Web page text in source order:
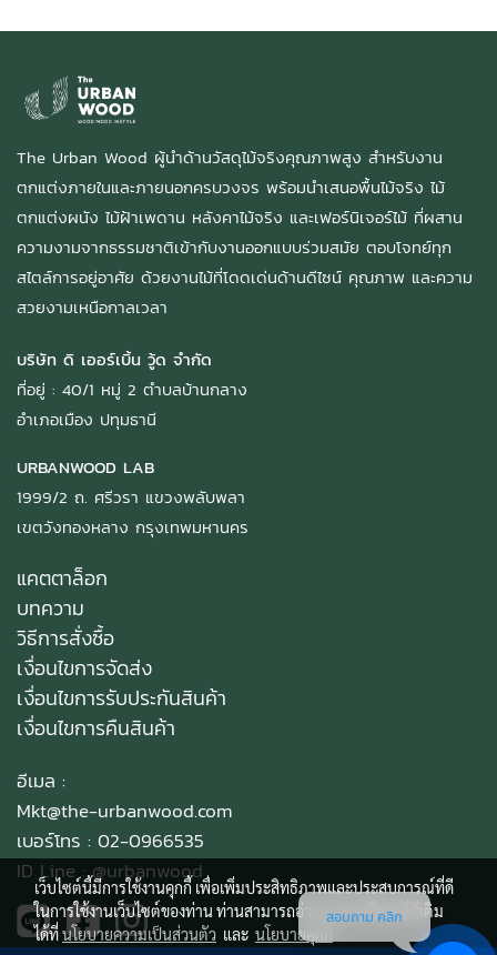
The Urban Wood ผู้นำด้านวัสดุไม้จริงคุณภาพสูง สำหรับงาน
ตกแต่งภายในและภายนอกครบวงจร พร้อมนำเสนอพื้นไม้จริง ไม้
ตกแต่งผนัง ไม้ฝ้าเพดาน หลังคาไม้จริง และเฟอร์นิเจอร์ไม้ ที่ผสาน
ความงามจากธรรมชาติเข้ากับงานออกแบบร่วมสมัย ตอบโจทย์ทุก
สไตล์การอยู่อาศัย ด้วยงานไม้ที่โดดเด่นด้านดีไซน์ คุณภาพ และความ
สวยงามเหนือกาลเวลา
บริษัท ดิ เออร์เบิ้น วู้ด จำกัด
ที่อยู่ : 40/1 หมู่ 2 ตำบลบ้านกลาง
อำเภอเมือง ปทุมธานี
URBANWOOD LAB
1999/2 ถ. ศรีวรา แขวงพลับพลา
เขตวังทองหลาง กรุงเทพมหานคร
แคตตาล็อก
บทความ
วิธีการสั่งซื้อ
เงื่อนไขการจัดส่ง
เงื่อนไขการรับประกันสินค้า
เงื่อนไขการคืนสินค้า
อีเมล :
Mkt@the-urbanwood.com
เบอร์โทร : 02-0966535
ID Line :@urbanwood
เว็บไซต์นี้มีการใช้งานคุกกี้ เพื่อเพิ่มประสิทธิภาพและประสบการณ์ที่ดี
ในการใช้งานเว็บไซต์ของท่าน ท่านสามารถอ่านรายละเอียดเพิ่มเติม
ได้ที่นโยบายความเป็นส่วนตัว และ นโยบายคุกกี้
สอบถาม คลิก